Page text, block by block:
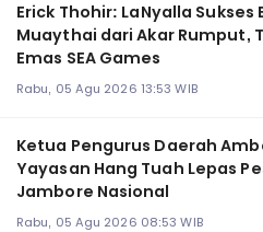
Erick Thohir: LaNyalla Sukses
Muaythai dari Akar Rumput,
Emas SEA Games
Rabu, 05 Agu 2026 13:53 WIB
Ketua Pengurus Daerah
Yayasan Hang Tuah Lepas
Jambore Nasional
Rabu, 05 Agu 2026 08:53 WIB